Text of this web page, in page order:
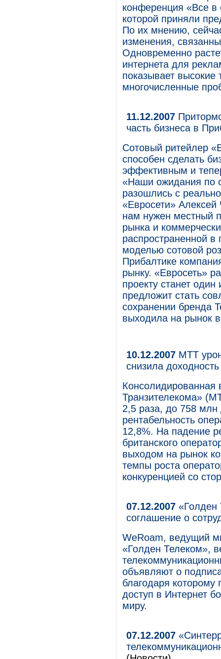
конференция «Все в
которой приняли
По их мнению,
изменения,
Одновременно
интернета для
показывает
многочисленные
11.12.2007
часть бизнеса в
Сотовый ритейлер
способен сделать
эффективным и
«Наши ожидания по
разошлись с
«Евросети»
нам нужен местный
рынка и
распространенной в
моделью сотовой
Прибалтике
рынку. «Евросеть»
проекту станет
предложит стать
сохранении бренда
выходила на рынок
10.12.2007 МТТ
снизила
Консолидированная
Транзителекома»
2,5 раза, до 758
рентабельность
12,8%. На падение
британского
выходом на рынок
темпы роста
конкуренцией со
07.12.2007 «Голден
соглашение о
WeRoam, ведущий
«Голден Телеком»,
объявляют о
благодаря которому
доступ в Интернет
миру.
07.12.2007